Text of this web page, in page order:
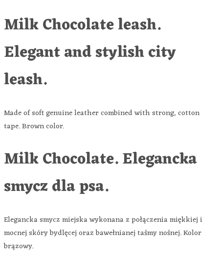
Milk Chocolate leash.
Elegant and stylish city
leash.
Made of soft genuine leather combined with strong, cotton
tape. Brown color.
Milk Chocolate. Elegancka
smycz dla psa.
Elegancka smycz miejska wykonana z połączenia miękkiej i
mocnej skóry bydlęcej oraz bawełnianej taśmy nośnej. Kolor
brązowy.